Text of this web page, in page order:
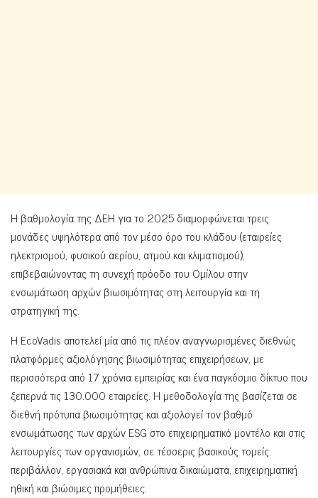
Η βαθμολογία της ΔΕΗ για το 2025 διαμορφώνεται τρεις
μονάδες υψηλότερα από τον μέσο όρο του κλάδου (εταιρείες
ηλεκτρισμού, φυσικού αερίου, ατμού και κλιματισμού),
επιβεβαιώνοντας τη συνεχή πρόοδο του Ομίλου στην
ενσωμάτωση αρχών βιωσιμότητας στη λειτουργία και τη
στρατηγική της.
Η EcoVadis αποτελεί μία από τις πλέον αναγνωρισμένες διεθνώς
πλατφόρμες αξιολόγησης βιωσιμότητας επιχειρήσεων, με
περισσότερα από 17 χρόνια εμπειρίας και ένα παγκόσμιο δίκτυο που
ξεπερνά τις 130.000 εταιρείες. Η μεθοδολογία της βασίζεται σε
διεθνή πρότυπα βιωσιμότητας και αξιολογεί τον βαθμό
ενσωμάτωσης των αρχών ESG στο επιχειρηματικό μοντέλο και στις
λειτουργίες των οργανισμών, σε τέσσερις βασικούς τομείς:
περιβάλλον, εργασιακά και ανθρώπινα δικαιώματα, επιχειρηματική
ηθική και βιώσιμες προμήθειες.